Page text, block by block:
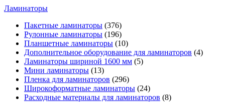
Ламинаторы
Пакетные ламинаторы (376)
Рулонные ламинаторы (196)
Планшетные ламинаторы (10)
Дополнительное оборудование для ламинаторов (4)
Ламинаторы шириной 1600 мм (5)
Мини ламинаторы (13)
Пленка для ламинаторов (296)
Широкоформатные ламинаторы (24)
Расходные материалы для ламинаторов (8)